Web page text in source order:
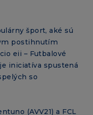
šport, aké sú
postihnutím
eii – Futbalové
iniciatíva spustená
so
(AVV21) a FCL